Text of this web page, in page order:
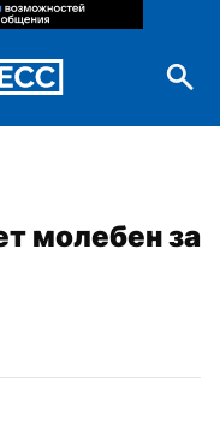
молебен за